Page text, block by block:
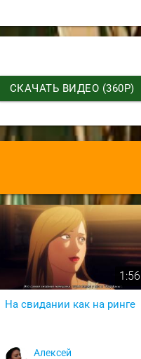
СКАЧАТЬ ВИДЕО (360P)
1:56
На свидании как на ринге
Алексей